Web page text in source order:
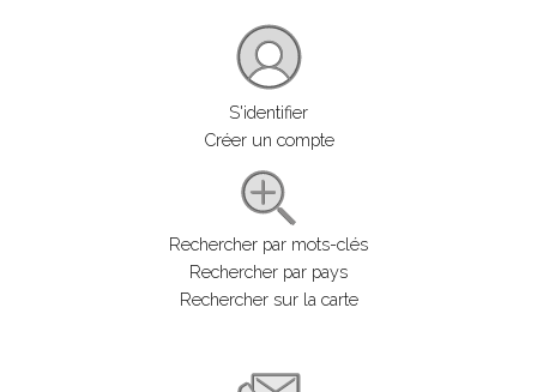
S'identifier
Créer un compte
Rechercher par mots-clés
Rechercher par pays
Rechercher sur la carte